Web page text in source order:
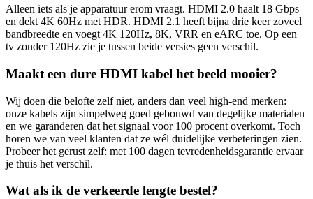
Alleen iets als je apparatuur erom vraagt. HDMI 2.0 haalt 18 Gbps
en dekt 4K 60Hz met HDR. HDMI 2.1 heeft bijna drie keer zoveel
bandbreedte en voegt 4K 120Hz, 8K, VRR en eARC toe. Op een
tv zonder 120Hz zie je tussen beide versies geen verschil.
Maakt een dure HDMI kabel het beeld mooier?
Wij doen die belofte zelf niet, anders dan veel high-end merken:
onze kabels zijn simpelweg goed gebouwd van degelijke materialen
en we garanderen dat het signaal voor 100 procent overkomt. Toch
horen we van veel klanten dat ze wél duidelijke verbeteringen zien.
Probeer het gerust zelf: met 100 dagen tevredenheidsgarantie ervaar
je thuis het verschil.
Wat als ik de verkeerde lengte bestel?